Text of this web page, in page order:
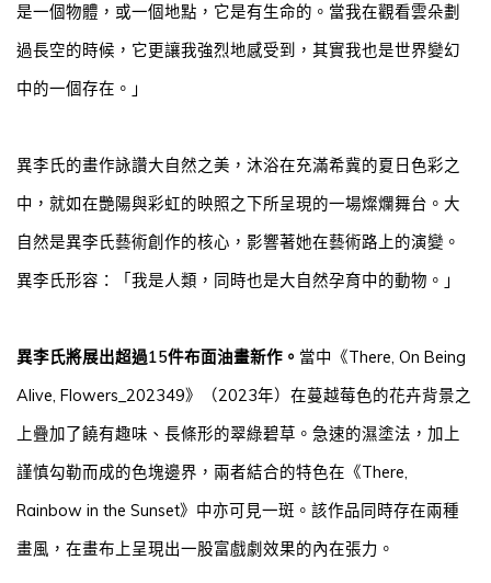
是一個物體，或一個地點，它是有生命的。當我在觀看雲朵劃
過長空的時候，它更讓我強烈地感受到，其實我也是世界變幻
中的一個存在。」
異李氏的畫作詠讚大自然之美，沐浴在充滿希冀的夏日色彩之
中，就如在艷陽與彩虹的映照之下所呈現的一場燦爛舞台。 大
自然是異李氏藝術創作的核心，影響著她在藝術路上的演變。
異李氏形容：「我是人類，同時也是大自然孕育中的動物。」
異李氏將展出超過15件布面油畫新作。 當中《There, On Being
Alive, Flowers_202349》（2023年）在蔓越莓色的花卉背景之
上疊加了饒有趣味、長條形的翠綠碧草。急速的濕塗法，加上
謹慎勾勒而成的色塊邊界，兩者結合的特色在《There,
Rainbow in the Sunset》中亦可見一斑。該作品同時存在兩種
畫風，在畫布上呈現出一股富戲劇效果的內在張力。